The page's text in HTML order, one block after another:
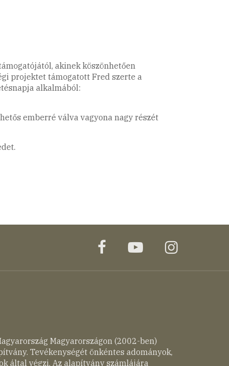
akinek köszönhetően
projektet támogatott Fred szerte a
alkalmából:
emberré válva vagyona nagy részét
facebookyoutube
Magyarországon (2002-ben)
Tevékenységét önkéntes adományok,
által végzi. Az alapítvány számlájára